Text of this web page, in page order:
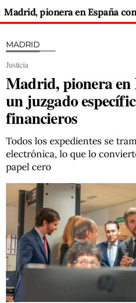
MADRID
Justicia
Madrid, pionera en
un juzgado
financieros
Todos los expedientes se
electrónica, lo que lo
papel cero